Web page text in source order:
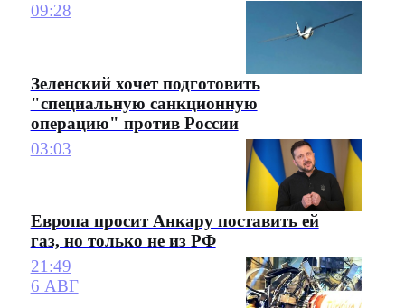
09:28
Зеленский хочет подготовить
"специальную санкционную
операцию" против России
03:03
Европа просит Анкару поставить ей
газ, но только не из РФ
21:49
6 АВГ